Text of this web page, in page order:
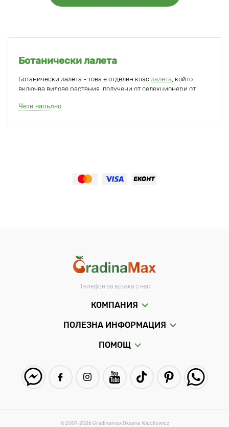
Ботанически лалета
Ботанически лалета - това е отделен клас лалета, който
включва видове растения, получени от селекционери от
започнат да растат на кичури, което е необичайно за тези
напълно и образуват звезда.
което е много декоративно.
Растенията са много компактни и не надвишават 15-20
алпинеуми и бордюри, както и в ниски, широки саксии за
грижи
различават малко от вариететните растения по отношение
на начина на отглеждане.
Чети напълно
Телефон за връзка с нас
КОМПАНИЯ
ПОЛЕЗНА ИНФОРМАЦИЯ
ПОМОЩ
© 2001-2026 Gradinamax Oksana Wieckowicz